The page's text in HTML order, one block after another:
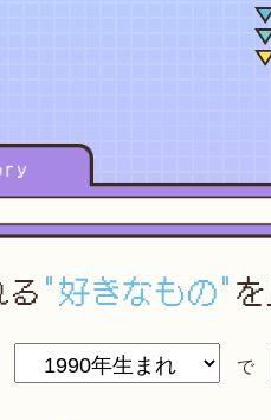
"好きなもの"を
で